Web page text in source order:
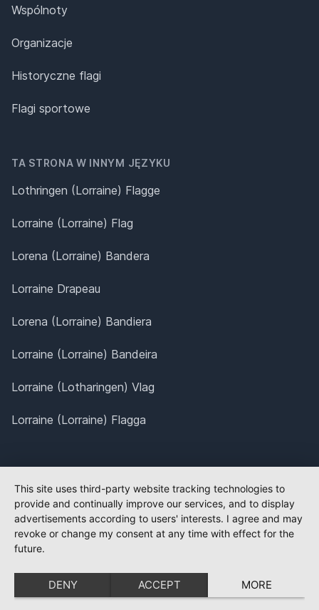
Wspólnoty
Organizacje
Historyczne flagi
Flagi sportowe
TA STRONA W INNYM JĘZYKU
Lothringen (Lorraine) Flagge
Lorraine (Lorraine) Flag
Lorena (Lorraine) Bandera
Lorraine Drapeau
Lorena (Lorraine) Bandiera
Lorraine (Lorraine) Bandeira
Lorraine (Lotharingen) Vlag
Lorraine (Lorraine) Flagga
This site uses third-party website tracking technologies to
provide and continually improve our services, and to display
advertisements according to users' interests. I agree and may
revoke or change my consent at any time with effect for the
future.
DENY ACCEPT MORE